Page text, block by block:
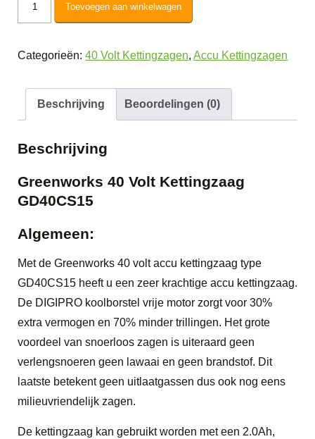
Kettingzaag
aantal
Toevoegen aan winkelwagen
Categorieën: 40 Volt Kettingzagen, Accu Kettingzagen
Beschrijving Beoordelingen (0)
Beschrijving
Greenworks 40 Volt Kettingzaag
GD40CS15
Algemeen:
Met de Greenworks 40 volt accu kettingzaag type
GD40CS15 heeft u een zeer krachtige accu kettingzaag.
De DIGIPRO koolborstel vrije motor zorgt voor 30%
extra vermogen en 70% minder trillingen. Het grote
voordeel van snoerloos zagen is uiteraard geen
verlengsnoeren geen lawaai en geen brandstof. Dit
laatste betekent geen uitlaatgassen dus ook nog eens
milieuvriendelijk zagen.
De kettingzaag kan gebruikt worden met een 2.0Ah,